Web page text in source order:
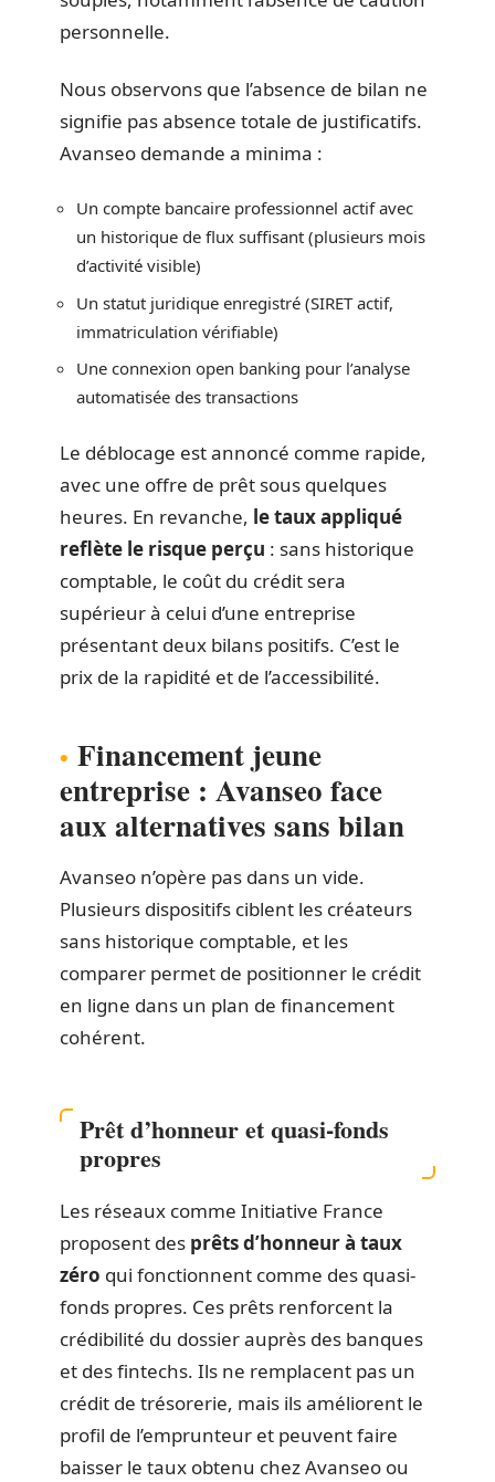
personnelle.
Nous observons que l’absence de bilan ne
signifie pas absence totale de justificatifs.
Avanseo demande a minima :
Un compte bancaire professionnel actif avec
un historique de flux suffisant (plusieurs mois
d’activité visible)
Un statut juridique enregistré (SIRET actif,
immatriculation vérifiable)
Une connexion open banking pour l’analyse
automatisée des transactions
Le déblocage est annoncé comme rapide,
avec une offre de prêt sous quelques
heures. En revanche, le taux appliqué
reflète le risque perçu : sans historique
comptable, le coût du crédit sera
supérieur à celui d’une entreprise
présentant deux bilans positifs. C’est le
prix de la rapidité et de l’accessibilité.
Financement jeune
entreprise : Avanseo face
aux alternatives sans bilan
Avanseo n’opère pas dans un vide.
Plusieurs dispositifs ciblent les créateurs
sans historique comptable, et les
comparer permet de positionner le crédit
en ligne dans un plan de financement
cohérent.
Prêt d’honneur et quasi-fonds
propres
Les réseaux comme Initiative France
proposent des prêts d’honneur à taux
zéro qui fonctionnent comme des quasi-
fonds propres. Ces prêts renforcent la
crédibilité du dossier auprès des banques
et des fintechs. Ils ne remplacent pas un
crédit de trésorerie, mais ils améliorent le
profil de l’emprunteur et peuvent faire
baisser le taux obtenu chez Avanseo ou